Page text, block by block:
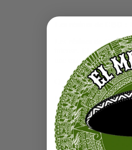
résines de CBD
EL
une excellente
Qu’est-ce que la
La résine de CBD est
cannabidiol. Elle est
infusion, pour obtenir
Les bienfaits des